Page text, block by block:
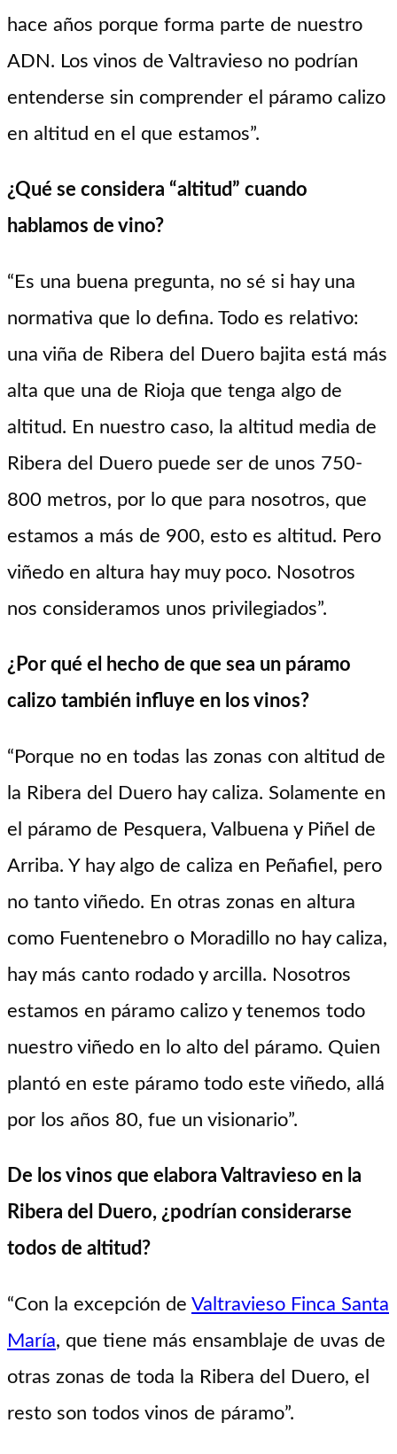
hace años porque forma parte de nuestro
ADN. Los vinos de Valtravieso no podrían
entenderse sin comprender el páramo calizo
en altitud en el que estamos”.
¿Qué se considera “altitud” cuando
hablamos de vino?
“Es una buena pregunta, no sé si hay una
normativa que lo defina. Todo es relativo:
una viña de Ribera del Duero bajita está más
alta que una de Rioja que tenga algo de
altitud. En nuestro caso, la altitud media de
Ribera del Duero puede ser de unos 750-
800 metros, por lo que para nosotros, que
estamos a más de 900, esto es altitud. Pero
viñedo en altura hay muy poco. Nosotros
nos consideramos unos privilegiados”.
¿Por qué el hecho de que sea un páramo
calizo también influye en los vinos?
“Porque no en todas las zonas con altitud de
la Ribera del Duero hay caliza. Solamente en
el páramo de Pesquera, Valbuena y Piñel de
Arriba. Y hay algo de caliza en Peñafiel, pero
no tanto viñedo. En otras zonas en altura
como Fuentenebro o Moradillo no hay caliza,
hay más canto rodado y arcilla. Nosotros
estamos en páramo calizo y tenemos todo
nuestro viñedo en lo alto del páramo. Quien
plantó en este páramo todo este viñedo, allá
por los años 80, fue un visionario”.
De los vinos que elabora Valtravieso en la
Ribera del Duero, ¿podrían considerarse
todos de altitud?
“Con la excepción de Valtravieso Finca Santa
María, que tiene más ensamblaje de uvas de
otras zonas de toda la Ribera del Duero, el
resto son todos vinos de páramo”.